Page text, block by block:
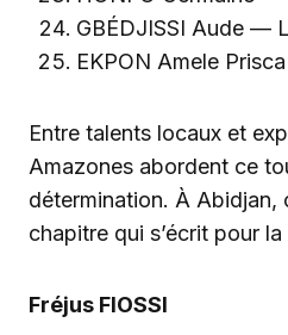
GBÉDJISSI Aude —
EKPON Amele
Entre talents locaux et
Amazones abordent ce
détermination. À Abidjan,
chapitre qui s’écrit pour
Fréjus FIOSSI